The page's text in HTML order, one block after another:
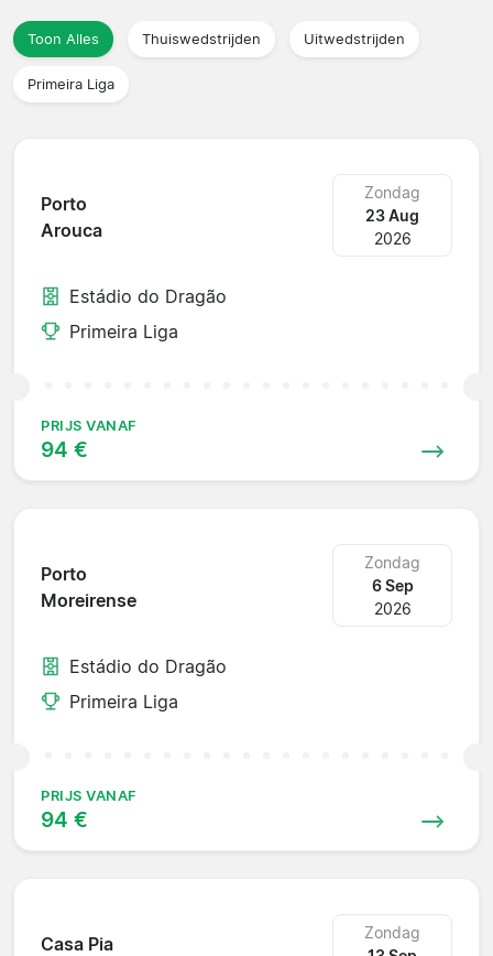
Toon Alles Thuiswedstrijden Uitwedstrijden
Primeira Liga
Porto
Arouca
Zondag
23 Aug
2026
Estádio do Dragão
Primeira Liga
PRIJS VANAF
94 €
Porto
Moreirense
Zondag
6 Sep
2026
Estádio do Dragão
Primeira Liga
PRIJS VANAF
94 €
Casa Pia
Zondag